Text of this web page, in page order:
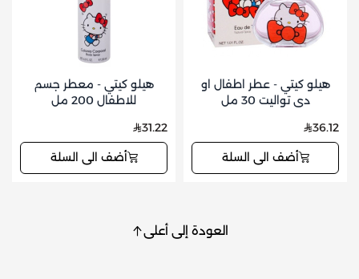
هيلو كيتي - عطر اطفال او
دي تواليت 30 مل
36.12
أضف الى السلة
هيلو كيتي - معطر جسم
للاطفال 200 مل
31.22
أضف الى السلة
العودة إلى أعلى